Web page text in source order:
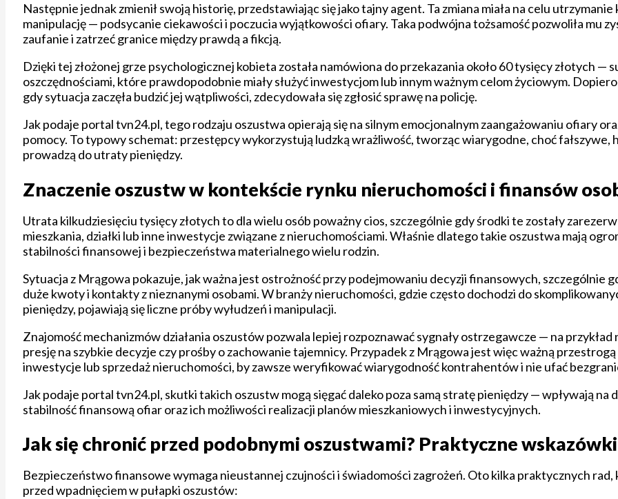
Następnie jednak zmienił swoją historię, przedstawiając się jako tajny agent. Ta zmiana miała na celu
manipulację — podsycanie ciekawości i poczucia wyjątkowości ofiary. Taka podwójna tożsamość pozwoliła mu
zaufanie i zatrzeć granice między prawdą a fikcją.
Dzięki tej złożonej grze psychologicznej kobieta została namówiona do przekazania około 60 tysięcy złotych —
oszczędnościami, które prawdopodobnie miały służyć inwestycjom lub innym ważnym celom życiowym.
gdy sytuacja zaczęła budzić jej wątpliwości, zdecydowała się zgłosić sprawę na policję.
Jak podaje portal tvn24.pl, tego rodzaju oszustwa opierają się na silnym emocjonalnym zaangażowaniu ofiary
pomocy. To typowy schemat: przestępcy wykorzystują ludzką wrażliwość, tworząc wiarygodne, choć fałszywe,
prowadzą do utraty pieniędzy.
Znaczenie oszustw w kontekście rynku nieruchomości i finansów
Utrata kilkudziesięciu tysięcy złotych to dla wielu osób poważny cios, szczególnie gdy środki te zostały
mieszkania, działki lub inne inwestycje związane z nieruchomościami. Właśnie dlatego takie oszustwa mają
stabilności finansowej i bezpieczeństwa materialnego wielu rodzin.
Sytuacja z Mrągowa pokazuje, jak ważna jest ostrożność przy podejmowaniu decyzji finansowych, szczególnie
duże kwoty i kontakty z nieznanymi osobami. W branży nieruchomości, gdzie często dochodzi do
pieniędzy, pojawiają się liczne próby wyłudzeń i manipulacji.
Znajomość mechanizmów działania oszustów pozwala lepiej rozpoznawać sygnały ostrzegawcze — na
presję na szybkie decyzje czy prośby o zachowanie tajemnicy. Przypadek z Mrągowa jest więc ważną
inwestycje lub sprzedaż nieruchomości, by zawsze weryfikować wiarygodność kontrahentów i nie ufać
Jak podaje portal tvn24.pl, skutki takich oszustw mogą sięgać daleko poza samą stratę pieniędzy — wpływają na
stabilność finansową ofiar oraz ich możliwości realizacji planów mieszkaniowych i inwestycyjnych.
Jak się chronić przed podobnymi oszustwami? Praktyczne wskazówki
Bezpieczeństwo finansowe wymaga nieustannej czujności i świadomości zagrożeń. Oto kilka praktycznych
przed wpadnięciem w pułapki oszustów: